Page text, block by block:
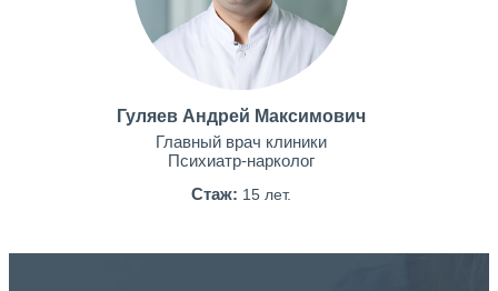
Гуляев Андрей Максимович
Главный врач клиники
Психиатр-нарколог
Стаж: 15 лет.